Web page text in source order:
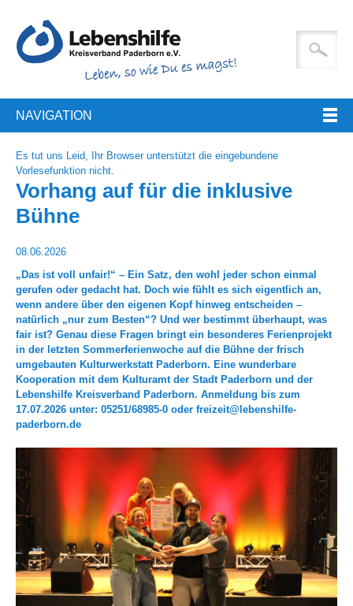
NAVIGATION
Es tut uns Leid, Ihr Browser unterstützt die eingebundene
Vorlesefunktion nicht.
Vorhang auf für die inklusive
Bühne
08.06.2026
„Das ist voll unfair!“ – Ein Satz, den wohl jeder schon einmal
gerufen oder gedacht hat. Doch wie fühlt es sich eigentlich an,
wenn andere über den eigenen Kopf hinweg entscheiden –
natürlich „nur zum Besten“? Und wer bestimmt überhaupt, was
fair ist? Genau diese Fragen bringt ein besonderes Ferienprojekt
in der letzten Sommerferienwoche auf die Bühne der frisch
umgebauten Kulturwerkstatt Paderborn. Eine wunderbare
Kooperation mit dem Kulturamt der Stadt Paderborn und der
Lebenshilfe Kreisverband Paderborn. Anmeldung bis zum
17.07.2026 unter: 05251/68985-0 oder freizeit@lebenshilfe-
paderborn.de